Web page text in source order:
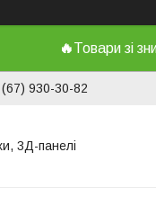
🔥Товари зі
930-30-82
3Д-панелі